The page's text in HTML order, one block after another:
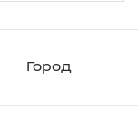
Город